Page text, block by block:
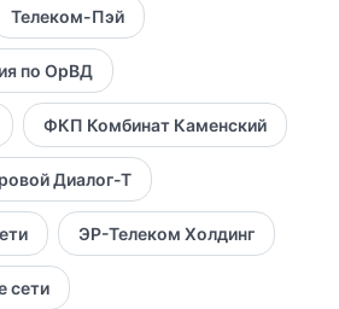
Телеком-Пэй
по ОрВД
ФКП Комбинат Каменский
Диалог-Т
ЭР-Телеком Холдинг
сети